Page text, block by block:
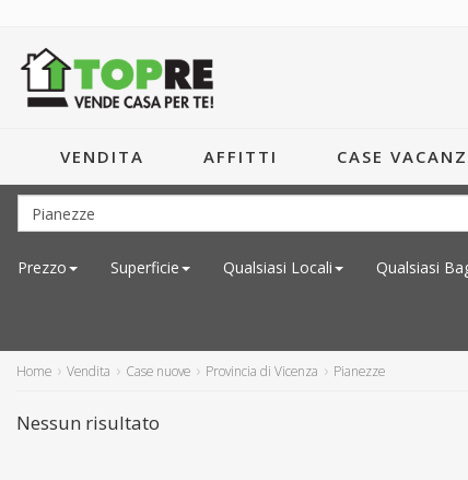
VENDITA AFFITTI CASE
Prezzo Superficie Qualsiasi Locali Qualsiasi
Home Vendita Case nuove Provincia di Vicenza Pianezze
Nessun risultato